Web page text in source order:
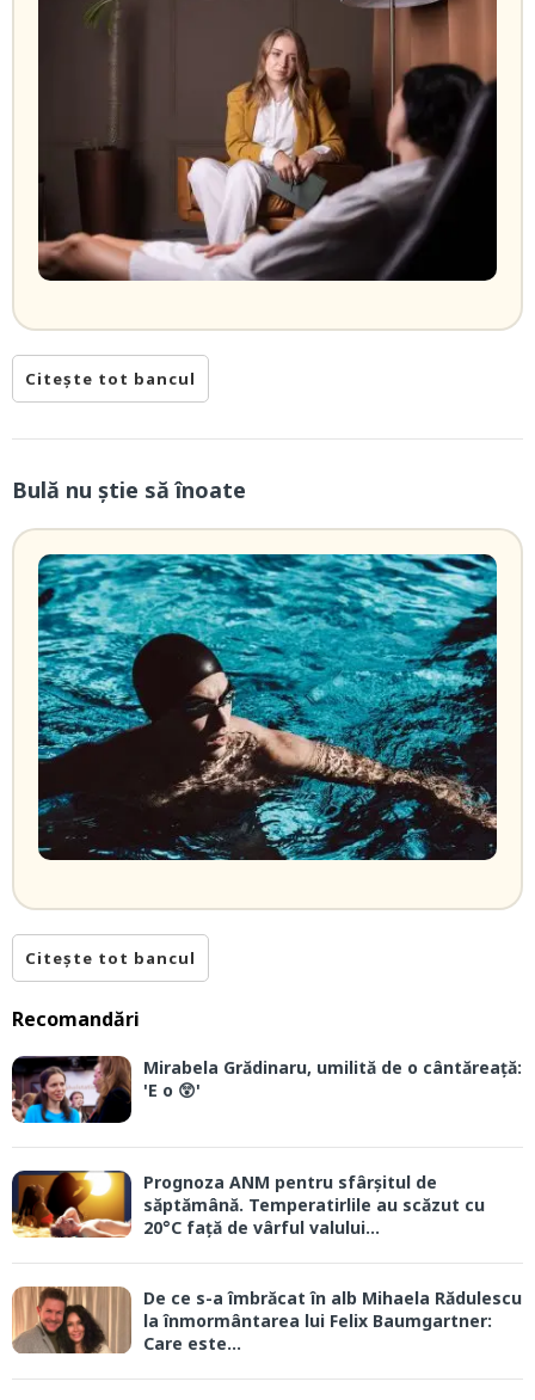
Citește tot bancul
Bulă nu știe să înoate
Citește tot bancul
Recomandări
Mirabela Grădinaru, umilită de o cântăreață:
'E o 😲'
Prognoza ANM pentru sfârșitul de
săptămână. Temperatirlile au scăzut cu
20°C față de vârful valului...
De ce s-a îmbrăcat în alb Mihaela Rădulescu
la înmormântarea lui Felix Baumgartner:
Care este...